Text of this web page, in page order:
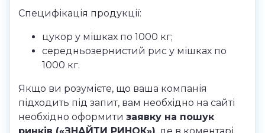
Специфікація продукції:
цукор у мішках по 1000 кг;
середньозернистий рис у мішках по
1000 кг.
Якщо ви розумієте, що ваша компанія
підходить під запит, вам необхідно на сайті
необхідно оформити заявку на пошук